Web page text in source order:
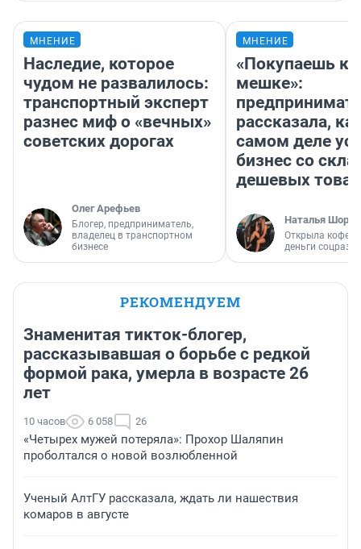
МНЕНИЕ
Наследие, которое
чудом не развалилось:
транспортный эксперт
разнес миф о «вечных»
советских дорогах
Олег Арефьев
Блогер, предприниматель,
владелец в транспортном
бизнесе
МНЕНИЕ
«Покупаешь
мешке»:
рассказала,
самом деле
бизнес со
дешевых
Наталья
Открыла
деньги
РЕКОМЕНДУЕМ
Знаменитая тикток-блогер,
рассказывавшая о борьбе с редкой
формой рака, умерла в возрасте 26
лет
10 часов 6 058 26
«Четырех мужей потеряла»: Прохор Шаляпин
проболтался о новой возлюбленной
Ученый АлтГУ рассказала, ждать ли нашествия
комаров в августе